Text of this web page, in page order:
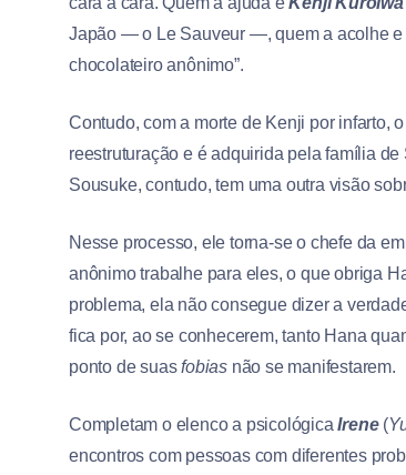
Japão — o Le Sauveur —, quem a acolhe e
chocolateiro anônimo”.
Contudo, com a morte de Kenji por infarto,
reestruturação e é adquirida pela família
Sousuke, contudo, tem uma outra visão
Nesse processo, ele torna-se o chefe da
anônimo trabalhe para eles, o que obriga
problema, ela não consegue dizer a
fica por, ao se conhecerem, tanto Hana
ponto de suasfobias não se manifestarem.
Completam o elenco a psicológicaIrene(
encontros com pessoas com diferentes